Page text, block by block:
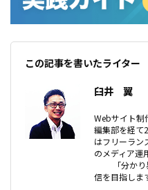
この記事を書いたライター
臼井 翼
Webサイト制
編集部を経て
はフリーラン
のメディア運
「分かり易
信を目指しま